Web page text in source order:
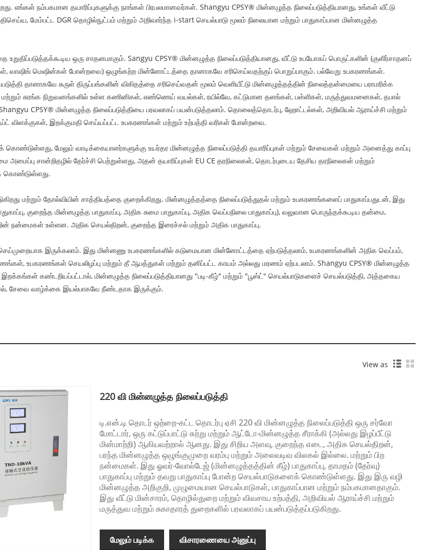
எங்கள் நம்பகமான தயாரிப்புகளுக்கு நாங்கள் பிரபலமானவர்கள். Shangyu CPSY® மின்னழுத்த நிலைப்படுத்தியானது, உங்கள் வீட்டு
மேம்பட்ட DGR தொழில்நுட்பம் மற்றும் அறிவார்ந்த i-start செயல்பாடு மூலம் நிலையான மற்றும் பாதுகாப்பான மின்னழுத்த
ஒரு சாதனமாகும். Sangyu CPSY® மின்னழுத்த நிலைப்படுத்தியானது, வீட்டு உபயோகப் பொருட்களின் (குளிர்சாதனப்
வாஷிங் மெஷின்கள் போன்றவை) ஒழுங்கற்ற மின்னோட்டத்தை தானாகவே சரிசெய்வதற்குப் பொறுப்பாகும். பல்வேறு உபகரணங்கள்.
தானாகவே சுருள் திருப்பங்களின் விகிதத்தை சரிசெய்வதன் மூலம் வெளியீட்டு மின்னழுத்தத்தின் நிலைத்தன்மையை பராமரிக்க
மற்றும் சுரங்க நிறுவனங்களில் உள்ள கணினிகள், எண்ணெய் வயல்கள், ரயில்வே, கட்டுமான தளங்கள், பள்ளிகள், மருத்துவமனைகள், தபால்
CPSY® மின்னழுத்த நிலைப்படுத்தியை பரவலாகப் பயன்படுத்தலாம். தொலைத்தொடர்பு, ஹோட்டல்கள், அறிவியல் ஆராய்ச்சி மற்றும்
விளக்குகள், இறக்குமதி செய்யப்பட்ட உபகரணங்கள் மற்றும் உற்பத்தி வரிகள் போன்றவை.
மேலும் வாடிக்கையாளர்களுக்கு உயர்தர மின்னழுத்த நிலைப்படுத்தி தயாரிப்புகள் மற்றும் சேவைகள் மற்றும் அனைத்து காப்பு
சான்றிதழில் தேர்ச்சி பெற்றுள்ளது, அதன் தயாரிப்புகள் EU CE தரநிலைகள், தொடர்புடைய தேசிய தரநிலைகள் மற்றும்
கொண்டுள்ளது.
மற்றும் தோல்வியின் சாத்தியத்தை குறைக்கிறது. மின்னழுத்தத்தை நிலைப்படுத்துதல் மற்றும் உபகரணங்களைப் பாதுகாப்பதுடன், இது
குறைந்த மின்னழுத்த பாதுகாப்பு, அதிக சுமை பாதுகாப்பு, அதிக வெப்பநிலை பாதுகாப்பு), வலுவான பொருந்தக்கூடிய தன்மை,
நன்மைகள் உள்ளன. அதிக செயல்திறன், குறைந்த இரைச்சல் மற்றும் அதிக பாதுகாப்பு.
செய்முறையாக இருக்கலாம். இது மின்னணு உபகரணங்களில் கடுமையான மின்னோட்டத்தை ஏற்படுத்தலாம், உபகரணங்களின் அதிக வெப்பம்,
உபகரணங்கள் செயலிழப்பு மற்றும் தீ ஆபத்துகள் மற்றும் தனிப்பட்ட காயம் அல்லது மரணம் ஏற்படலாம். Shangyu CPSY® மின்னழுத்த
கண்டறியப்பட்டால், மின்னழுத்த நிலைப்படுத்தியானது "படி-கீழ்" மற்றும் "பூஸ்ட்" செயல்பாடுகளைச் செயல்படுத்தி, அத்தகைய
சேவை வாழ்க்கை இயல்பாகவே நீண்டதாக இருக்கும்.
View as
220 வி மின்னழுத்த நிலைப்படுத்தி
டி.என்.டி தொடர் ஒற்றை-கட்ட தொடர்பு ஏசி 220 வி மின்னழுத்த நிலைப்படுத்தி ஒரு சர்வோ
மோட்டார், ஒரு கட்டுப்பாட்டு சுற்று மற்றும் ஆட்டோ-மின்னழுத்த சீராக்கி (அல்லது இழப்பீட்டு
மின்மாற்றி) ஆகியவற்றால் ஆனது. இது சிறிய அளவு, குறைந்த எடை, அதிக செயல்திறன்,
பரந்த மின்னழுத்த ஒழுங்குமுறை வரம்பு மற்றும் அலைவடிவ விலகல் இல்லை. மற்றும் பிற
நன்மைகள். இது ஓவர்-வோல்டேஜ் (மின்னழுத்தத்தின் கீழ்) பாதுகாப்பு, தாமதம் (தேர்வு)
பாதுகாப்பு மற்றும் தவறு பாதுகாப்பு போன்ற செயல்பாடுகளைக் கொண்டுள்ளது. இது இரு வழி
மின்னழுத்த அறிகுறி, முழுமையான செயல்பாடுகள், பாதுகாப்பான மற்றும் நம்பகமானதாகும்.
இது வீட்டு மின்சாரம், தொழில்துறை மற்றும் விவசாய உற்பத்தி, அறிவியல் ஆராய்ச்சி மற்றும்
மருத்துவ மற்றும் சுகாதாரத் துறைகளில் பரவலாகப் பயன்படுத்தப்படுகிறது.
மேலும் படிக்க விசாரணையை அனுப்பு